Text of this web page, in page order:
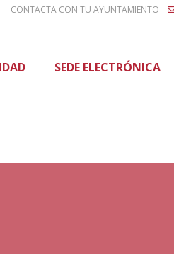
CONTACTA CON TU AYUNTAMIENTO
SEDE ELECTRÓNICA